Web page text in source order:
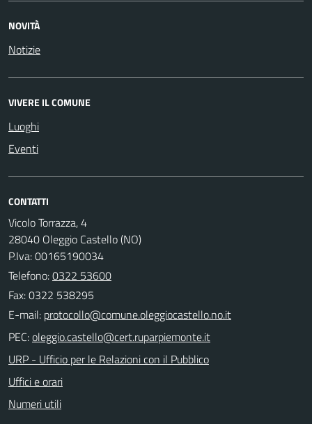
NOVITÀ
Notizie
VIVERE IL COMUNE
Luoghi
Eventi
CONTATTI
Vicolo Torrazza, 4
28040 Oleggio Castello (NO)
P.Iva: 00165190034
Telefono:0322 53600
Fax: 0322 538295
E-mail:
PEC:
URP - Ufficio per le Relazioni con il Pubblico
Uffici e orari
Numeri utili